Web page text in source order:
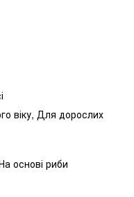
віку, Для дорослих
основі риби